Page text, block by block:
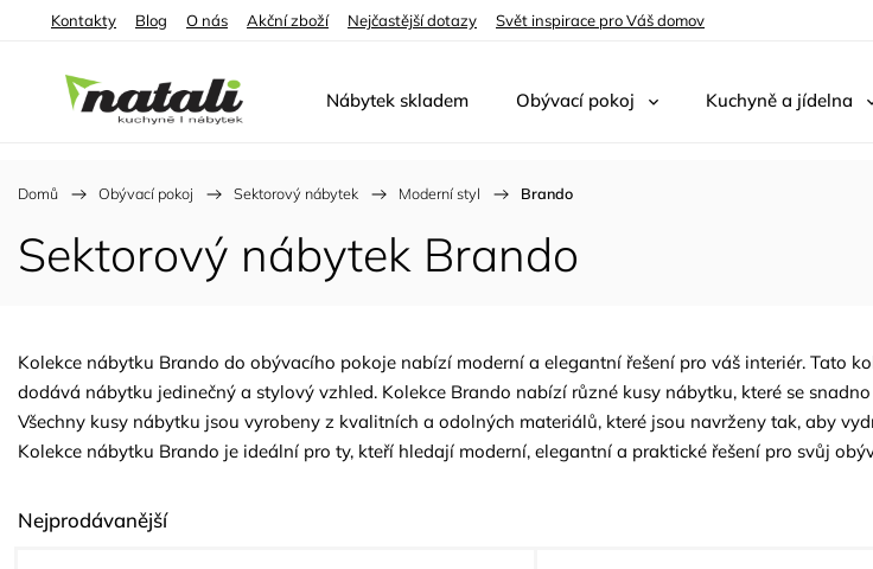
Kontakty Blog O nás Akční zboží Nejčastější dotazy Svět inspirace pro Váš domov
Nábytek skladem Obývací pokoj Kuchyně a jídelna
Domů / Obývací pokoj / Sektorový nábytek / Moderní styl / Brando
Sektorový nábytek Brando
Kolekce nábytku Brando do obývacího pokoje nabízí moderní a elegantní řešení pro váš interiér. Tato
dodává nábytku jedinečný a stylový vzhled. Kolekce Brando nabízí různé kusy nábytku, které se
Všechny kusy nábytku jsou vyrobeny z kvalitních a odolných materiálů, které jsou navrženy tak, aby
Kolekce nábytku Brando je ideální pro ty, kteří hledají moderní, elegantní a praktické řešení pro svůj
Nejprodávanější